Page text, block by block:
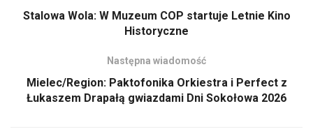
Stalowa Wola: W Muzeum COP startuje Letnie Kino
Historyczne
Następna wiadomość
Mielec/Region: Paktofonika Orkiestra i Perfect z
Łukaszem Drapałą gwiazdami Dni Sokołowa 2026